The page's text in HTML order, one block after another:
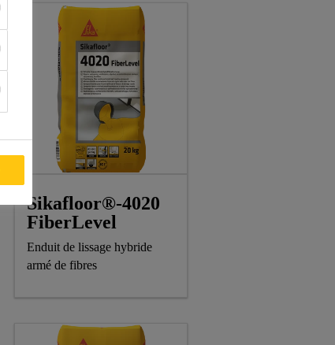
Sikafloor®-4020
FiberLevel
Enduit de lissage hybride
armé de fibres